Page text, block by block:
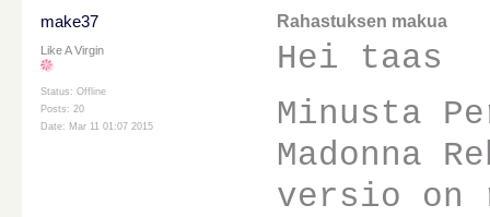
make37
Like A Virgin
Status: Offline
Posts: 20
Date: Mar 11 01:07 2015
Rahastuksen makua
Hei taas
Minusta
Madonna
versio on